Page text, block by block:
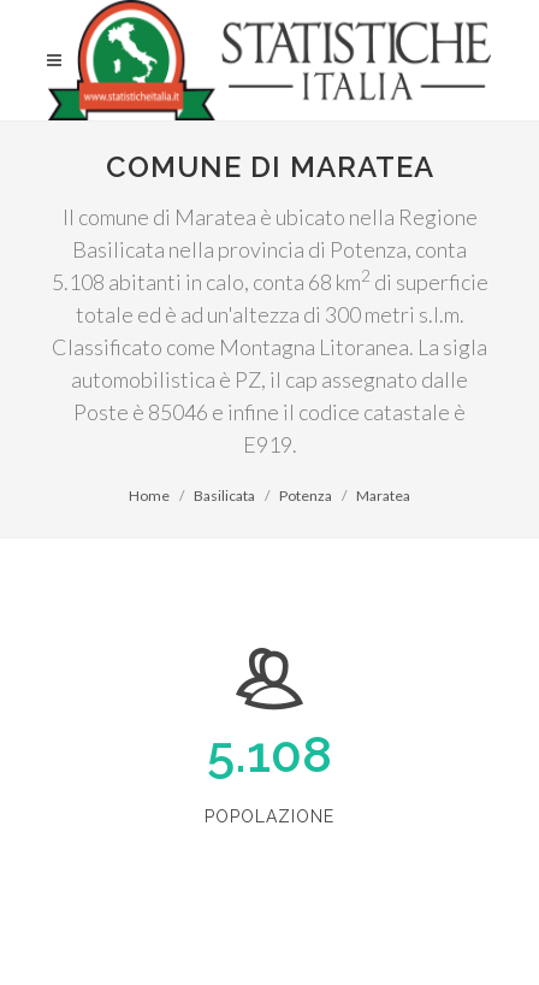
COMUNE DI MARATEA
Il comune di Maratea è ubicato nella Regione
Basilicata nella provincia di Potenza, conta
5.108 abitanti in calo, conta 68 km2 di superficie
totale ed è ad un'altezza di 300 metri s.l.m.
Classificato come Montagna Litoranea. La sigla
automobilistica è PZ, il cap assegnato dalle
Poste è 85046 e infine il codice catastale è
E919.
Home Basilicata Potenza Maratea
5.108
POPOLAZIONE